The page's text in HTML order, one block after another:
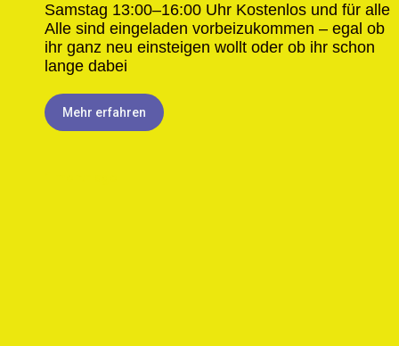
Samstag 13:00–16:00 Uhr Kostenlos und für alle​
Alle sind eingeladen vorbeizukommen – egal ob
ihr ganz neu einsteigen wollt oder ob ihr schon
lange dabei
Mehr erfahren